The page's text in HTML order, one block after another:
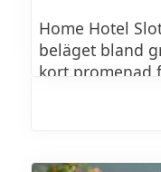
Home Hotel
beläget bland
kort promenad
tågstation och
knuten.
med pool och